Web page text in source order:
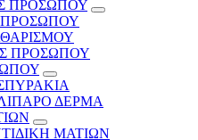
ΠΡΟΣΩΠΟΥ
ΠΡΟΣΩΠΟΥ
ΠΡΟΣΩΠΟΥ
ΔΕΡΜΑ
ΜΑΤΙΩΝ